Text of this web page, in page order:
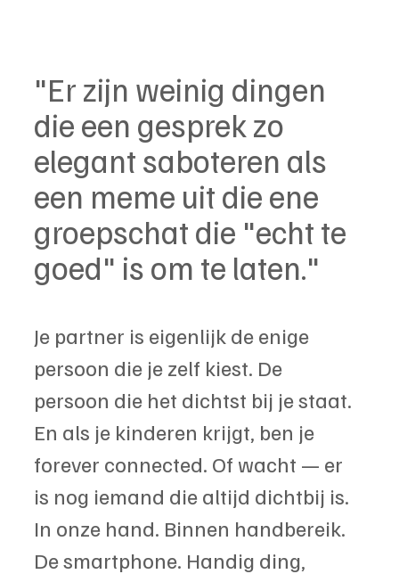
"Er zijn weinig dingen
die een gesprek zo
elegant saboteren als
een meme uit die ene
groepschat die "echt te
goed" is om te laten."
Je partner is eigenlijk de enige
persoon die je zelf kiest. De
persoon die het dichtst bij je staat.
En als je kinderen krijgt, ben je
forever connected. Of wacht — er
is nog iemand die altijd dichtbij is.
In onze hand. Binnen handbereik.
De smartphone. Handig ding,